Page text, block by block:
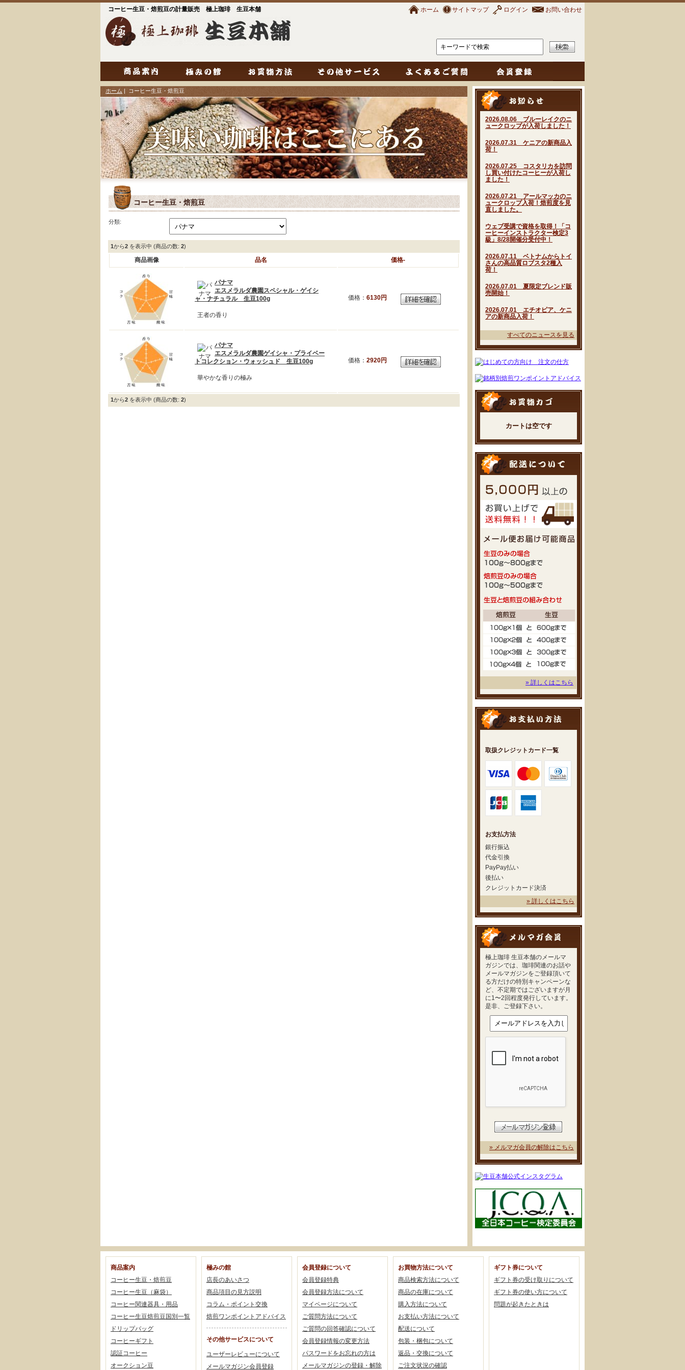
コーヒー生豆・焙煎豆の計量販売 極上珈琲 生豆本舗 ホーム サイトマップ ログイン お問い合わせ
2026.08.06 ブルーレイクのニ
ュークロップが入荷しました！
2026.07.31 ケニアの新商品入
荷！
2026.07.25 コスタリカを訪問
し買い付けたコーヒーが入荷し
ました！
2026.07.21 アールマッカのニ
ュークロップ入荷！焙煎度を見
直しました。
ウェブ受講で資格を取得！「コ
ーヒーインストラクター検定3
級」8/28開催分受付中！
2026.07.11 ベトナムからトイ
さんの高品質ロブスタ2種入
荷！
2026.07.01 夏限定ブレンド販
売開始！
2026.07.01 エチオピア、ケニ
アの新商品入荷！
すべてのニュースを見る
カートは空です
» 詳しくはこちら
取扱クレジットカード一覧
お支払方法
銀行振込
代金引換
PayPay払い
後払い
クレジットカード決済
» 詳しくはこちら
極上珈琲 生豆本舗のメールマ
ガジンでは、珈琲関連のお話や
メールマガジンをご登録頂いて
る方だけの特別キャンペーンな
ど、不定期ではございますが月
に1〜2回程度発行しています。
是非、ご登録下さい。
» メルマガ会員の解除はこちら
ホーム | コーヒー生豆・焙煎豆
コーヒー生豆・焙煎豆
分類:
1から2 を表示中 (商品の数:2)
商品画像 品名 価格-
パナマ
エスメラルダ農園スペシャル・ゲイシ
ャ・ナチュラル 生豆100g
王者の香り
価格： 6130円
パナマ
エスメラルダ農園ゲイシャ・プライベー
トコレクション・ウォッシュド 生豆100g
華やかな香りの極み
価格： 2920円
1から2 を表示中 (商品の数:2)
商品案内
コーヒー生豆・焙煎豆
コーヒー生豆（麻袋）
コーヒー関連器具・用品
コーヒー生豆焙煎豆国別一覧
ドリップバッグ
コーヒーギフト
認証コーヒー
オークション豆
極みの館
店長のあいさつ
商品項目の見方説明
コラム・ポイント交換
焙煎ワンポイントアドバイス
その他サービスについて
ユーザーレビューについて
メールマガジン会員登録
会員登録について
会員登録特典
会員登録方法について
マイページについて
ご質問方法について
ご質問の回答確認について
会員登録情報の変更方法
パスワードをお忘れの方は
メールマガジンの登録・解除
お買物方法について
商品検索方法について
商品の在庫について
購入方法について
お支払い方法について
配送について
包装・梱包について
返品・交換について
ご注文状況の確認
ギフト券について
ギフト券の受け取りについて
ギフト券の使い方について
問題が起きたときは